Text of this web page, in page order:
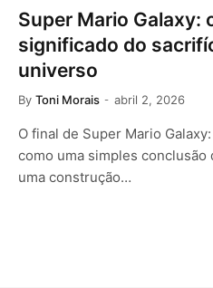
Super Mario Galaxy:
significado do
universo
By Toni Morais abril 2, 2026
O final de Super Mario
como uma simples conclusão
uma construção…